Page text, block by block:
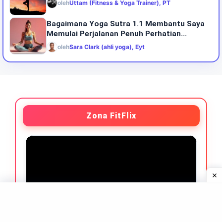
olehUttam (Fitness & Yoga Trainer), PT
Bagaimana Yoga Sutra 1.1 Membantu Saya
Memulai Perjalanan Penuh Perhatian...
olehSara Clark (ahli yoga), Eyt
Zona FitFlix